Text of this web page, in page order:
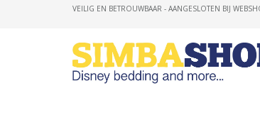
VEILIG EN BETROUWBAAR - AANGESLOTEN BIJ